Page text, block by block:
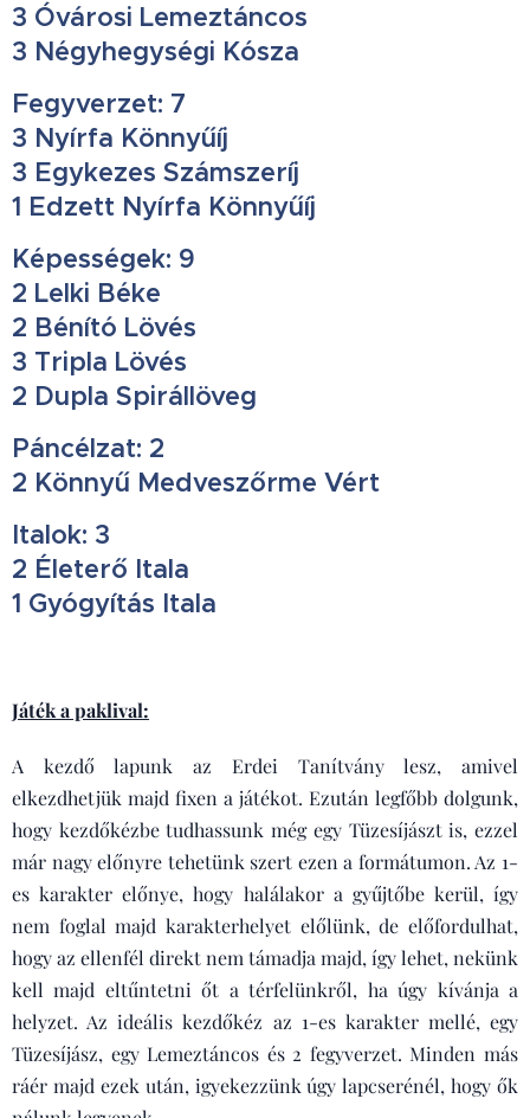
3 Óvárosi Lemeztáncos
3 Négyhegységi Kósza
Fegyverzet: 7
3 Nyírfa Könnyűíj
3 Egykezes Számszeríj
1 Edzett Nyírfa Könnyűíj
Képességek: 9
2 Lelki Béke
2 Bénító Lövés
3 Tripla Lövés
2 Dupla Spirállöveg
Páncélzat: 2
2 Könnyű Medveszőrme Vért
Italok: 3
2 Életerő Itala
1 Gyógyítás Itala
Játék a paklival:
A kezdő lapunk az Erdei Tanítvány lesz, amivel
elkezdhetjük majd fixen a játékot. Ezután legfőbb dolgunk,
hogy kezdőkézbe tudhassunk még egy Tüzesíjászt is, ezzel
már nagy előnyre tehetünk szert ezen a formátumon. Az 1-
es karakter előnye, hogy halálakor a gyűjtőbe kerül, így
nem foglal majd karakterhelyet előlünk, de előfordulhat,
hogy az ellenfél direkt nem támadja majd, így lehet, nekünk
kell majd eltűntetni őt a térfelünkről, ha úgy kívánja a
helyzet. Az ideális kezdőkéz az 1-es karakter mellé, egy
Tüzesíjász, egy Lemeztáncos és 2 fegyverzet. Minden más
ráér majd ezek után, igyekezzünk úgy lapcserénél, hogy ők